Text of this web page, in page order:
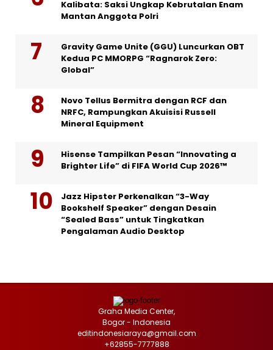
Kalibata: Saksi Ungkap Kebrutalan Enam
Mantan Anggota Polri
Gravity Game Unite (GGU) Luncurkan OBT
Kedua PC MMORPG “Ragnarok Zero:
Global”
Novo Tellus Bermitra dengan RCF dan
NRFC, Rampungkan Akuisisi Russell
Mineral Equipment
Hisense Tampilkan Pesan “Innovating a
Brighter Life” di FIFA World Cup 2026™
Jazz Hipster Perkenalkan “3-Way
Bookshelf Speaker” dengan Desain
“Sealed Bass” untuk Tingkatkan
Pengalaman Audio Desktop
Graha Media Center,
Bogor - Indonesia
editindonesiaraya@gmail.com
+62855-7777888